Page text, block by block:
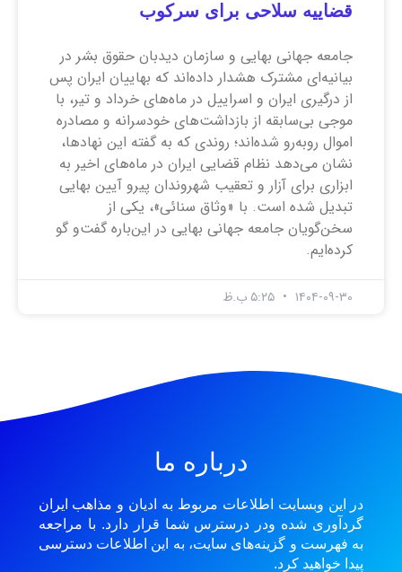
قضاییه سلاحی برای سرکوب
جامعه جهانی بهایی و سازمان دیدبان حقوق بشر در
بیانیه‌ای مشترک هشدار داده‌اند که بهاییان ایران پس
از درگیری ایران و اسراییل در ماه‌های خرداد و تیر، با
موجی بی‌سابقه از بازداشت‌های خودسرانه و مصادره
اموال روبه‌رو شده‌اند؛ روندی که به گفته این نهاد‌ها،
نشان می‌دهد نظام قضایی ایران در ماه‌های اخیر به
ابزاری برای آزار و تعقیب شهروندان پیرو آیین بهایی
تبدیل شده است. با «وثاق سنائی»، یکی از
سخن‌گویان جامعه جهانی بهایی در این‌باره گفت‌و گو
کرده‌ایم.
۱۴۰۴-۰۹-۳۰
درباره ما
در این وبسایت اطلاعات مربوط به ادیان و مذاهب ایران
گردآوری شده ودر درسترس شما قرار دارد. با مراجعه
به فهرست و گزینه‌های سایت، به این اطلاعات دسترسی
پیدا خواهید کرد.